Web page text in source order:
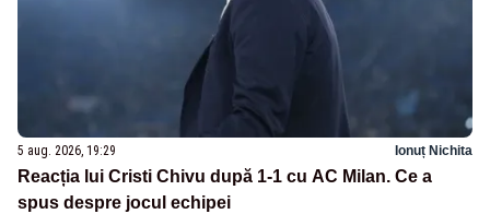
5 aug. 2026, 19:29 Ionuț Nichita
Reacția lui Cristi Chivu după 1-1 cu AC Milan. Ce a
spus despre jocul echipei